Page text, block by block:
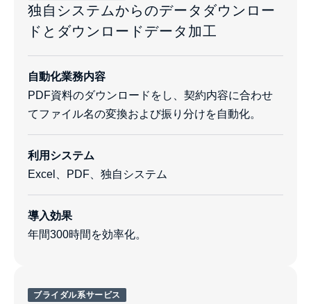
独自システムからのデータダウンロー
ドとダウンロードデータ加工
自動化業務内容
PDF資料のダウンロードをし、契約内容に合わせ
てファイル名の変換および振り分けを自動化。
利用システム
Excel、PDF、独自システム
導入効果
年間300時間を効率化。
ブライダル系サービス